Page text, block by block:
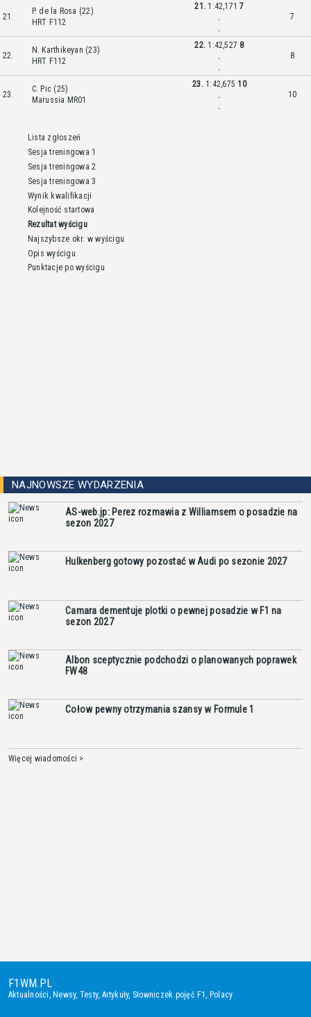
21.
P. de la Rosa (22)
HRT F112
21. 1:42,1717
.
.
7
22.
N. Karthikeyan (23)
HRT F112
22. 1:42,527 8
.
.
8
23.
C. Pic (25)
Marussia MR01
23. 1:42,675 10
.
.
10
Lista zgłoszeń
Sesja treningowa 1
Sesja treningowa 2
Sesja treningowa 3
Wynik kwalifikacji
Kolejność startowa
Rezultat wyścigu
Najszybsze okr. w wyścigu
Opis wyścigu
Punktacje po wyścigu
NAJNOWSZE WYDARZENIA
AS-web.jp: Perez rozmawia z Williamsem o posadzie na
sezon 2027
Hulkenberg gotowy pozostać w Audi po sezonie 2027
Camara dementuje plotki o pewnej posadzie w F1 na
sezon 2027
Albon sceptycznie podchodzi o planowanych poprawek
FW48
Cołow pewny otrzymania szansy w Formule 1
Więcej wiadomości >
F1WM.PL
Aktualności,Newsy, Testy, Artykuły, Słowniczek pojęć F1, Polacy